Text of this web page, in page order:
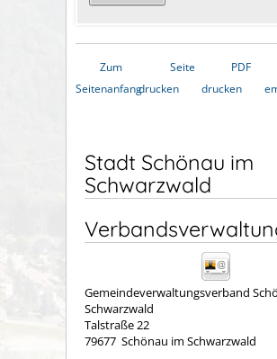
Zum
Seitenanfang
Seite
drucken
PDF
drucken
Stadt Schönau im
Schwarzwald
Gemeindeverwaltungsverband
Schwarzwald
Talstraße 22
79677 Schönau im Schwarzwald